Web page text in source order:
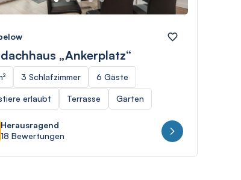
„Ankerplatz“
3 Schlafzimmer 6 Gäste
erlaubt Terrasse Garten
Herausragend
18 Bewertungen